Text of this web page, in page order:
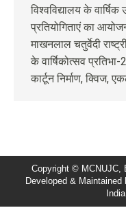
विश्वविद्यालय के
प्रतियोगिताएं का
माखनलाल चतुर्वेदी
के वार्षिकोत्सव
कार्टून निर्माण, क्विज,
Copyright © MCNUJC,
Developed & Maintained